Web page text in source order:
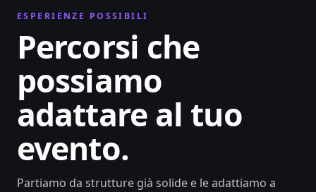
ESPERIENZE POSSIBILI
Percorsi che
possiamo
adattare al tuo
evento.
Partiamo da strutture già solide e le adattiamo a